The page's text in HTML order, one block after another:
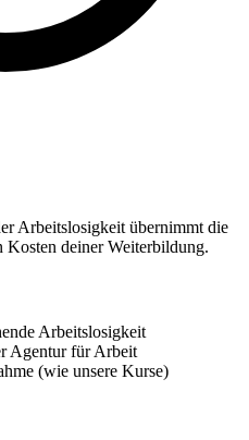
Arbeitslosigkeit übernimmt die
deiner Weiterbildung.
Arbeitslosigkeit
Agentur für Arbeit
(wie unsere Kurse)